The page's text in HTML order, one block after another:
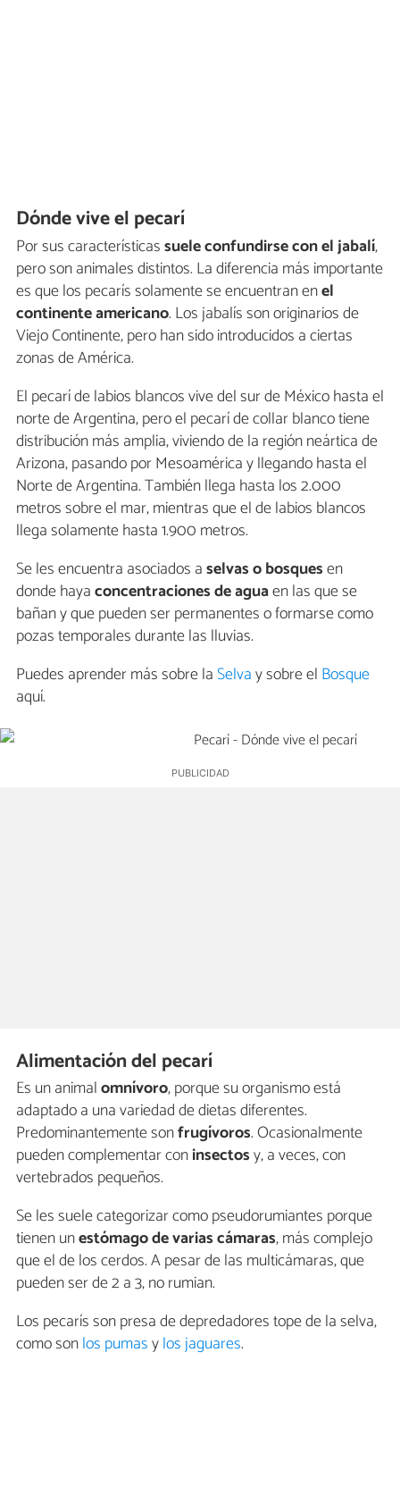
Dónde vive el pecarí
Por sus característicassuele confundirse con el jabalí,
pero son animales distintos. La diferencia más importante
es que los pecarís solamente se encuentran enel
continente americano. Los jabalís son originarios de
Viejo Continente, pero han sido introducidos a ciertas
zonas de América.
El pecarí de labios blancos vive del sur de México hasta el
norte de Argentina, pero el pecarí de collar blanco tiene
distribución más amplia, viviendo de la región neártica de
Arizona, pasando por Mesoamérica y llegando hasta el
Norte de Argentina. También llega hasta los 2.000
metros sobre el mar, mientras que el de labios blancos
llega solamente hasta 1.900 metros.
Se les encuentra asociados aselvas o bosquesen
donde hayaconcentraciones de aguaen las que se
bañan y que pueden ser permanentes o formarse como
pozas temporales durante las lluvias.
Puedes aprender más sobre laSelvay sobre el Bosque
aquí.
Alimentación del pecarí
Es un animalomnívoro, porque su organismo está
adaptado a una variedad de dietas diferentes.
Predominantemente sonfrugívoros. Ocasionalmente
pueden complementar coninsectosy, a veces, con
vertebrados pequeños.
Se les suele categorizar como pseudorumiantes porque
tienen unestómago de varias cámaras, más complejo
que el de los cerdos. A pesar de las multicámaras, que
pueden ser de 2 a 3, no rumian.
Los pecarís son presa de depredadores tope de la selva,
como sonlos pumasylos jaguares.